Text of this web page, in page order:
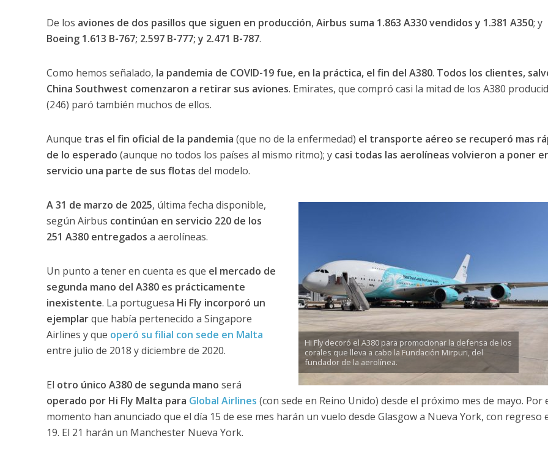
De los aviones de dos pasillos que siguen en producción, Airbus suma 1.863 A330 vendidos y 1.381 A350; y
Boeing 1.613 B-767; 2.597 B-777; y 2.471 B-787.
Como hemos señalado, la pandemia de COVID-19 fue, en la práctica, el fin del A380. Todos los clientes,
China Southwest comenzaron a retirar sus aviones. Emirates, que compró casi la mitad de los A380
(246) paró también muchos de ellos.
Aunque tras el fin oficial de la pandemia (que no de la enfermedad) el transporte aéreo se recuperó mas
de lo esperado (aunque no todos los países al mismo ritmo); y casi todas las aerolíneas volvieron a poner
servicio una parte de sus flotas del modelo.
Hi Fly decoró el A380 para promocionar la defensa de los
corales que lleva a cabo la Fundación Mirpuri, del
fundador de la aerolínea.
A 31 de marzo de 2025, última fecha disponible,
según Airbus continúan en servicio 220 de los
251 A380 entregados a aerolíneas.
Un punto a tener en cuenta es que el mercado de
segunda mano del A380 es prácticamente
inexistente. La portuguesa Hi Fly incorporó un
ejemplarque había pertenecido a Singapore
Airlines y que operó su filial con sede en Malta
entre julio de 2018 y diciembre de 2020.
El otro único A380 de segunda mano será
operado por Hi Fly Malta para Global Airlines (con sede en Reino Unido) desde el próximo mes de mayo. Por
momento han anunciado que el día 15 de ese mes harán un vuelo desde Glasgow a Nueva York, con regreso
19. El 21 harán un Manchester Nueva York.